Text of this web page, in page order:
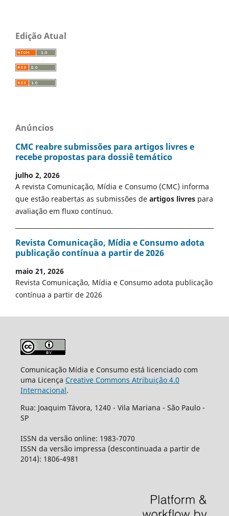
Edição Atual
Anúncios
CMC reabre submissões para artigos livres e
recebe propostas para dossiê temático
julho 2, 2026
A revista Comunicação, Mídia e Consumo (CMC) informa
que estão reabertas as submissões de artigos livres para
avaliação em fluxo contínuo.
Revista Comunicação, Mídia e Consumo adota
publicação contínua a partir de 2026
maio 21, 2026
Revista Comunicação, Mídia e Consumo adota publicação
contínua a partir de 2026
Comunicação Mídia e Consumo está licenciado com
uma Licença Creative Commons Atribuição 4.0
Internacional.
Rua: Joaquim Távora, 1240 - Vila Mariana - São Paulo -
SP
ISSN da versão online: 1983-7070
ISSN da versão impressa (descontinuada a partir de
2014): 1806-4981